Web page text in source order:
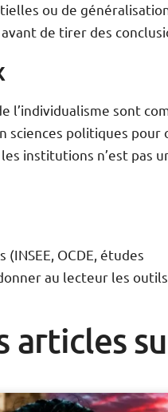
ou de
de tirer des
l’individualisme sont
sciences politiques pour
institutions n’est pas
OCDE, études
au lecteur les
articles